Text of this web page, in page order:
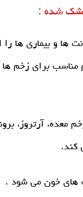
شده :
ها و بیماری ها
برای زخم
معده، آرتروز،
کند.
هاي خون مي شود .